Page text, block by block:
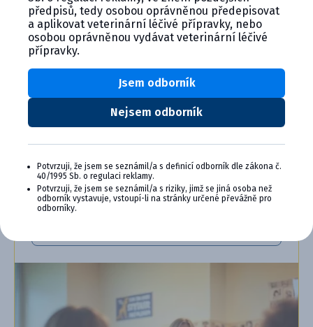
SE VYPLÁCÍ
Staňte se členem věrnostního programu
Cymedica Plus a získejte exkluzivní výhody pro
vaši veterinární praxi.
Výhody členství v Programu Cymedica
Plus:
Exkluzivní produkty a služby
webináře a další
Chci se přidat
předpisů, tedy osobou oprávněnou předepisovat
a aplikovat veterinární léčivé přípravky, nebo
osobou oprávněnou vydávat veterinární léčivé
přípravky.
Nejsem odborník
Jsem odborník
Potvrzuji, že jsem se seznámil/a s definicí odborník dle zákona č.
40/1995 Sb. o regulaci reklamy.
Potvrzuji, že jsem se seznámil/a s riziky, jimž se jiná osoba než
odborník vystavuje, vstoupí-li na stránky určené převážně pro
odborníky.